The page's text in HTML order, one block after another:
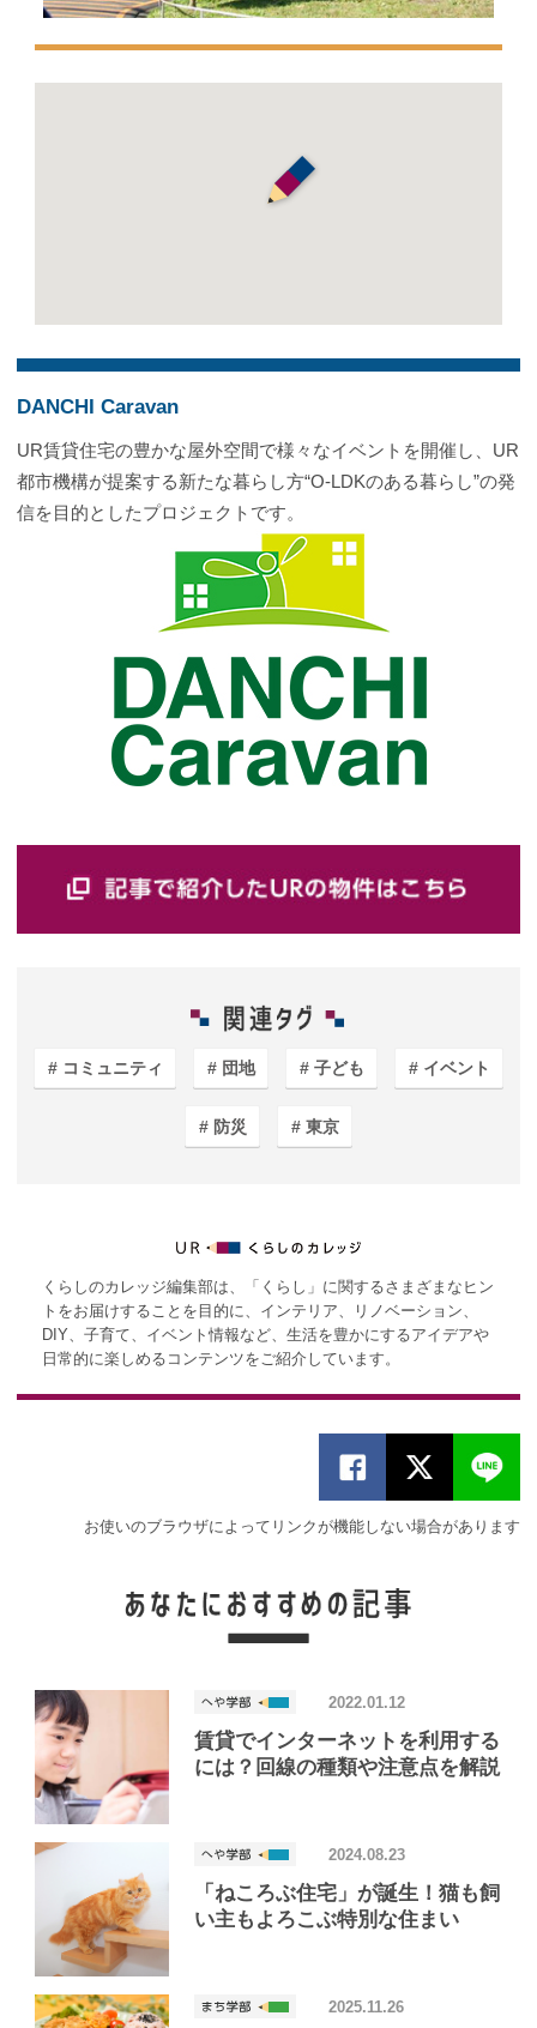
DANCHI Caravan
UR賃貸住宅の豊かな屋外空間で様々なイベントを開催し、UR
都市機構が提案する新たな暮らし方“O-LDKのある暮らし”の発
信を目的としたプロジェクトです。
コミュニティ 団地 子ども イベント
防災 東京
くらしのカレッジ編集部は、「くらし」に関するさまざまなヒン
トをお届けすることを目的に、インテリア、リノベーション、
DIY、子育て、イベント情報など、生活を豊かにするアイデアや
日常的に楽しめるコンテンツをご紹介しています。
お使いのブラウザによってリンクが機能しない場合があります
賃貸でインターネットを利用する
には？回線の種類や注意点を解説
2022.01.12
「ねころぶ住宅」が誕生！猫も飼
い主もよろこぶ特別な住まい
2024.08.23
2025.11.26